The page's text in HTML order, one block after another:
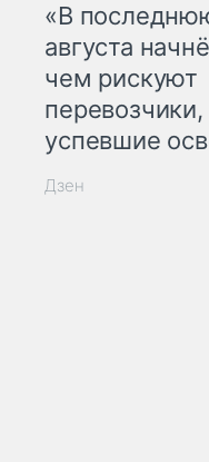
«В
августа
чем рискуют
перевозчики,
успевшие
Дзен